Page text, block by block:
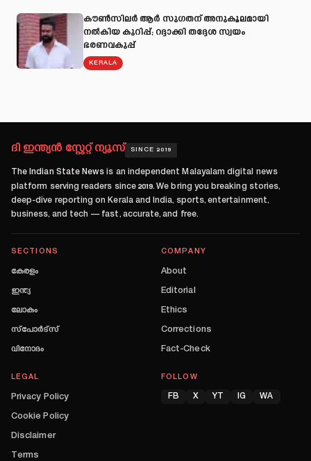
കൗൺസിലർ ആർ സുഗതന് അനുകൂലമായി
നല്‍കിയ കുറിപ്പ്; റദ്ദാക്കി തദ്ദേശ സ്വയം
ഭരണവകുപ്പ്
KERALA
ദി ഇന്ത്യൻ സ്റ്റേറ്റ് ന്യൂസ് SINCE 2019
The Indian State News is an independent Malayalam digital news
platform serving readers since 2019. We bring you breaking stories,
deep-dive reporting on Kerala and India, sports, entertainment,
business, and tech — fast, accurate, and free.
SECTIONS
കേരളം
ഇന്ത്യ
ലോകം
സ്പോർട്സ്
വിനോദം
COMPANY
About
Editorial
Ethics
Corrections
Fact-Check
LEGAL
Privacy Policy
Cookie Policy
Disclaimer
Terms
FOLLOW
FB X YT IG WA